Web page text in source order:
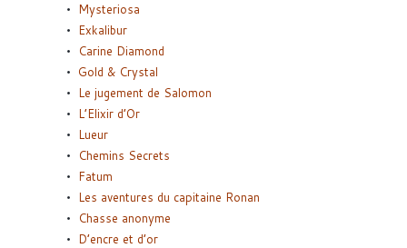
Mysteriosa
Exkalibur
Carine Diamond
Gold & Crystal
Le jugement de Salomon
L’Elixir d’Or
Lueur
Chemins Secrets
Fatum
Les aventures du capitaine Ronan
Chasse anonyme
D’encre et d’or